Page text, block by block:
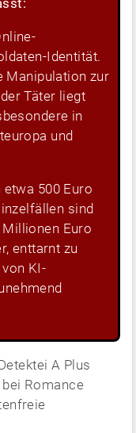
Identität.
Manipulation zur
Täter liegt
in
und
500 Euro
sind
Euro
enttarnt zu
KI-
A Plus
Romance